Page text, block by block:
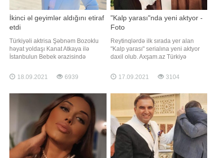
İkinci əl geyimlər aldığını etiraf
etdi
Türkiyəli aktrisa Şəbnəm Bozoklu
həyat yoldaşı Kanat Atkaya ilə
İstanbulun Bebek ərazisində
xəbər verir ki, aktrisa müxbirlərlə
söhbət edərkən ikinci əl geyimlər
da alıram. Amma bu təbiətə zərər
verir. Ona görə az istifad
18.09.2021 6939
"Kalp yarası"nda yeni aktyor -
Foto
Reytinqlərdə ilk sırada yer alan
"Kalp yarası" serialına yeni aktyor
daxil olub. Axşam.az Türkiyə
ekran işində Görkem Mertsöz rol
alacaq. Aktyor serialda psixoloq
17.09.2021 3104